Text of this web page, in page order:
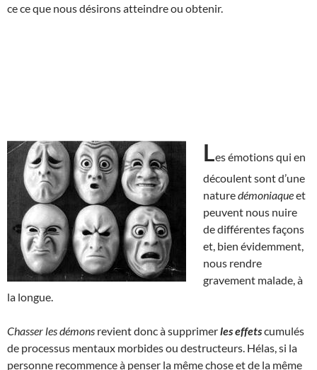
ce ce que nous désirons atteindre ou obtenir.
Les émotions qui en
découlent sont d’une
naturedémoniaqueet
peuvent nous nuire
de différentes façons
et, bien évidemment,
nous rendre
gravement malade, à
la longue.
Chasser les démons revient donc à supprimerles effetscumulés
de processus mentaux morbides ou destructeurs. Hélas, si la
personne recommence à penser la même chose et de la même